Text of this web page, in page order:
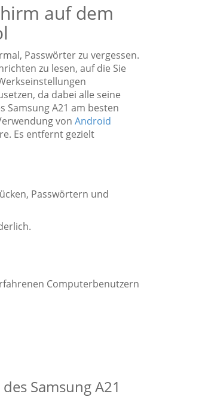
auf dem
Passwörter zu vergessen.
zu lesen, auf die Sie
da dabei alle seine
Samsung A21 am besten
von Android
Es entfernt gezielt
Passwörtern und
Computerbenutzern
Samsung A21